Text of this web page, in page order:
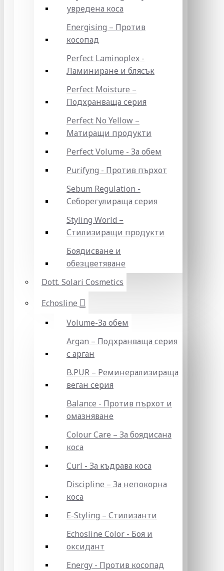
увредена коса
Energising – Против
косопад
Perfect Laminoplex -
Ламиниране и блясък
Perfect Moisture –
Подхранваща серия
Perfect No Yellow –
Матиращи продукти
Perfect Volume - За обем
Purifyng - Против пърхот
Sebum Regulation -
Себорегулираща серия
Styling World –
Стилизиращи продукти
Боядисване и
обезцветяване
Dott. Solari Cosmetics
Echosline
Volume-За обем
Argan – Подхранваща серия
с арган
B.PUR – Реминерализираща
веган серия
Balance - Против пърхот и
омазняване
Colour Care – За боядисана
коса
Curl - За къдрава коса
Discipline – За непокорна
коса
E-Styling – Стилизанти
Echosline Color - Боя и
оксидант
Energy - Против косопад